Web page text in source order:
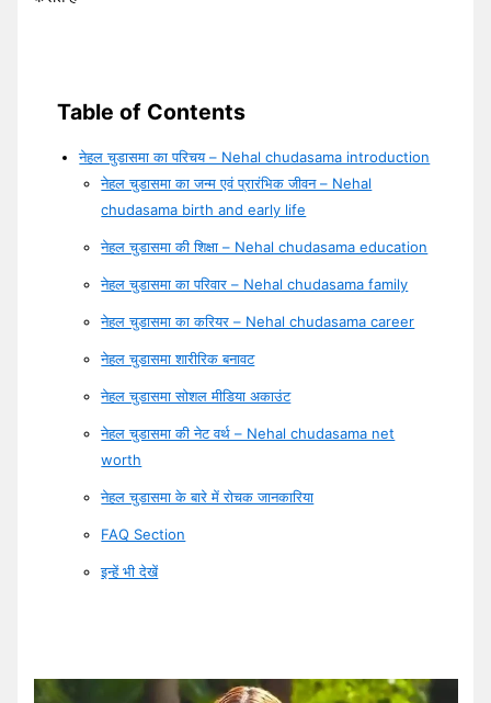
Table of Contents
नेहल चुडासमा का परिचय – Nehal chudasama introduction
नेहल चुडासमा का जन्म एवं प्रारंभिक जीवन – Nehal
chudasama birth and early life
नेहल चुडासमा की शिक्षा – Nehal chudasama education
नेहल चुडासमा का परिवार – Nehal chudasama family
नेहल चुडासमा का करियर – Nehal chudasama career
नेहल चुडासमा शारीरिक बनावट
नेहल चुडासमा सोशल मीडिया अकाउंट
नेहल चुडासमा की नेट वर्थ – Nehal chudasama net
worth
नेहल चुडासमा के बारे में रोचक जानकारिया
FAQ Section
इन्हें भी देखें